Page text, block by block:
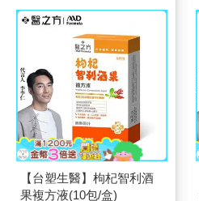
【台塑生醫】枸杞智利酒
果複方液(10包/盒)